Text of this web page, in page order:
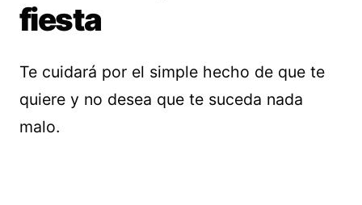
fiesta
Te cuidará por el simple hecho de que te
quiere y no desea que te suceda nada
malo.